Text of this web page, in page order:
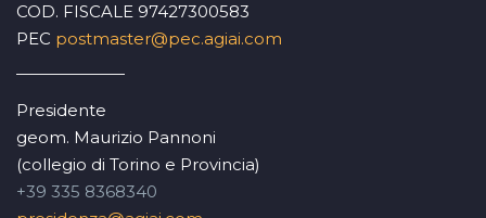
COD. FISCALE 97427300583
PEC postmaster@pec.agiai.com
Presidente
geom. Maurizio Pannoni
(collegio di Torino e Provincia)
+39 335 8368340